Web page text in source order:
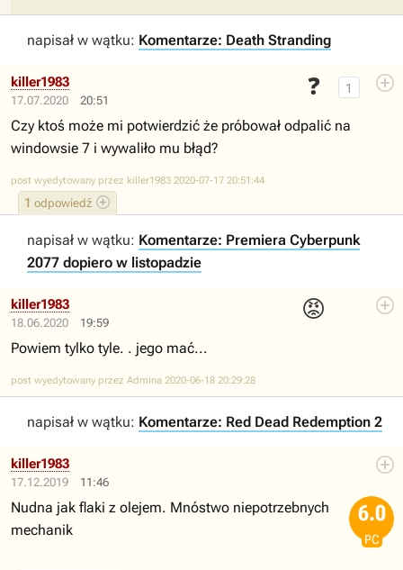
napisał w wątku: Komentarze: Death Stranding
17.07.2020 20:51
❓ 1
1 odpowiedź
killer1983
Czy ktoś może mi potwierdzić że próbował odpalić na
windowsie 7 i wywaliło mu błąd?
post wyedytowany przez killer1983 2020-07-17 20:51:44
napisał w wątku: Komentarze: Premiera Cyberpunk
2077 dopiero w listopadzie
18.06.2020 19:59
😡
killer1983
Powiem tylko tyle. . jego mać...
post wyedytowany przez Admina 2020-06-18 20:29:28
napisał w wątku: Komentarze: Red Dead Redemption 2
17.12.2019 11:46
killer1983
6.0
PC
Nudna jak flaki z olejem. Mnóstwo niepotrzebnych
mechanik